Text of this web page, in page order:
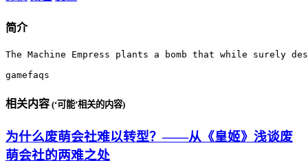
简介
The Machine Empress plants a bomb that while
gamefaqs
相关内容 (‘可能’相关的内容)
为什么废萌会社难以转型？——从《皇姬》浅谈废
萌会社的两难之处